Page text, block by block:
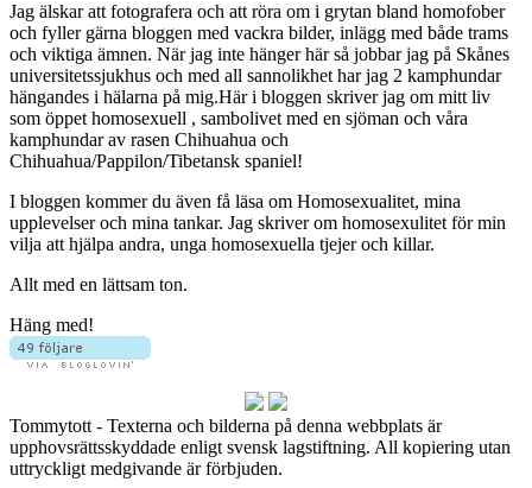
Jag älskar att fotografera och att röra om i grytan bland homofober
och fyller gärna bloggen med vackra bilder, inlägg med både trams
och viktiga ämnen. När jag inte hänger här så jobbar jag på Skånes
universitetssjukhus och med all sannolikhet har jag 2 kamphundar
hängandes i hälarna på mig.Här i bloggen skriver jag om mitt liv
som öppet homosexuell , sambolivet med en sjöman och våra
kamphundar av rasen Chihuahua och
Chihuahua/Pappilon/Tibetansk spaniel!
I bloggen kommer du även få läsa om Homosexualitet, mina
upplevelser och mina tankar. Jag skriver om homosexulitet för min
vilja att hjälpa andra, unga homosexuella tjejer och killar.
Allt med en lättsam ton.
Häng med!
Tommytott - Texterna och bilderna på denna webbplats är
upphovsrättsskyddade enligt svensk lagstiftning. All kopiering utan
uttryckligt medgivande är förbjuden.